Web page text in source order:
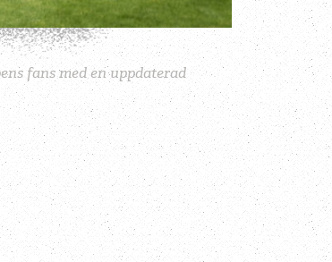
fans med en uppdaterad